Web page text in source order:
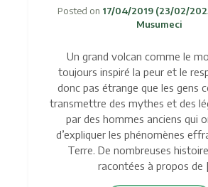
Posted on 17/04/2019 (23/02/
Musumeci
Un grand volcan comme le
toujours inspiré la peur et le
donc pas étrange que les gens
transmettre des mythes et des
par des hommes anciens qui
d’expliquer les phénomènes
Terre. De nombreuses
racontées à propos de